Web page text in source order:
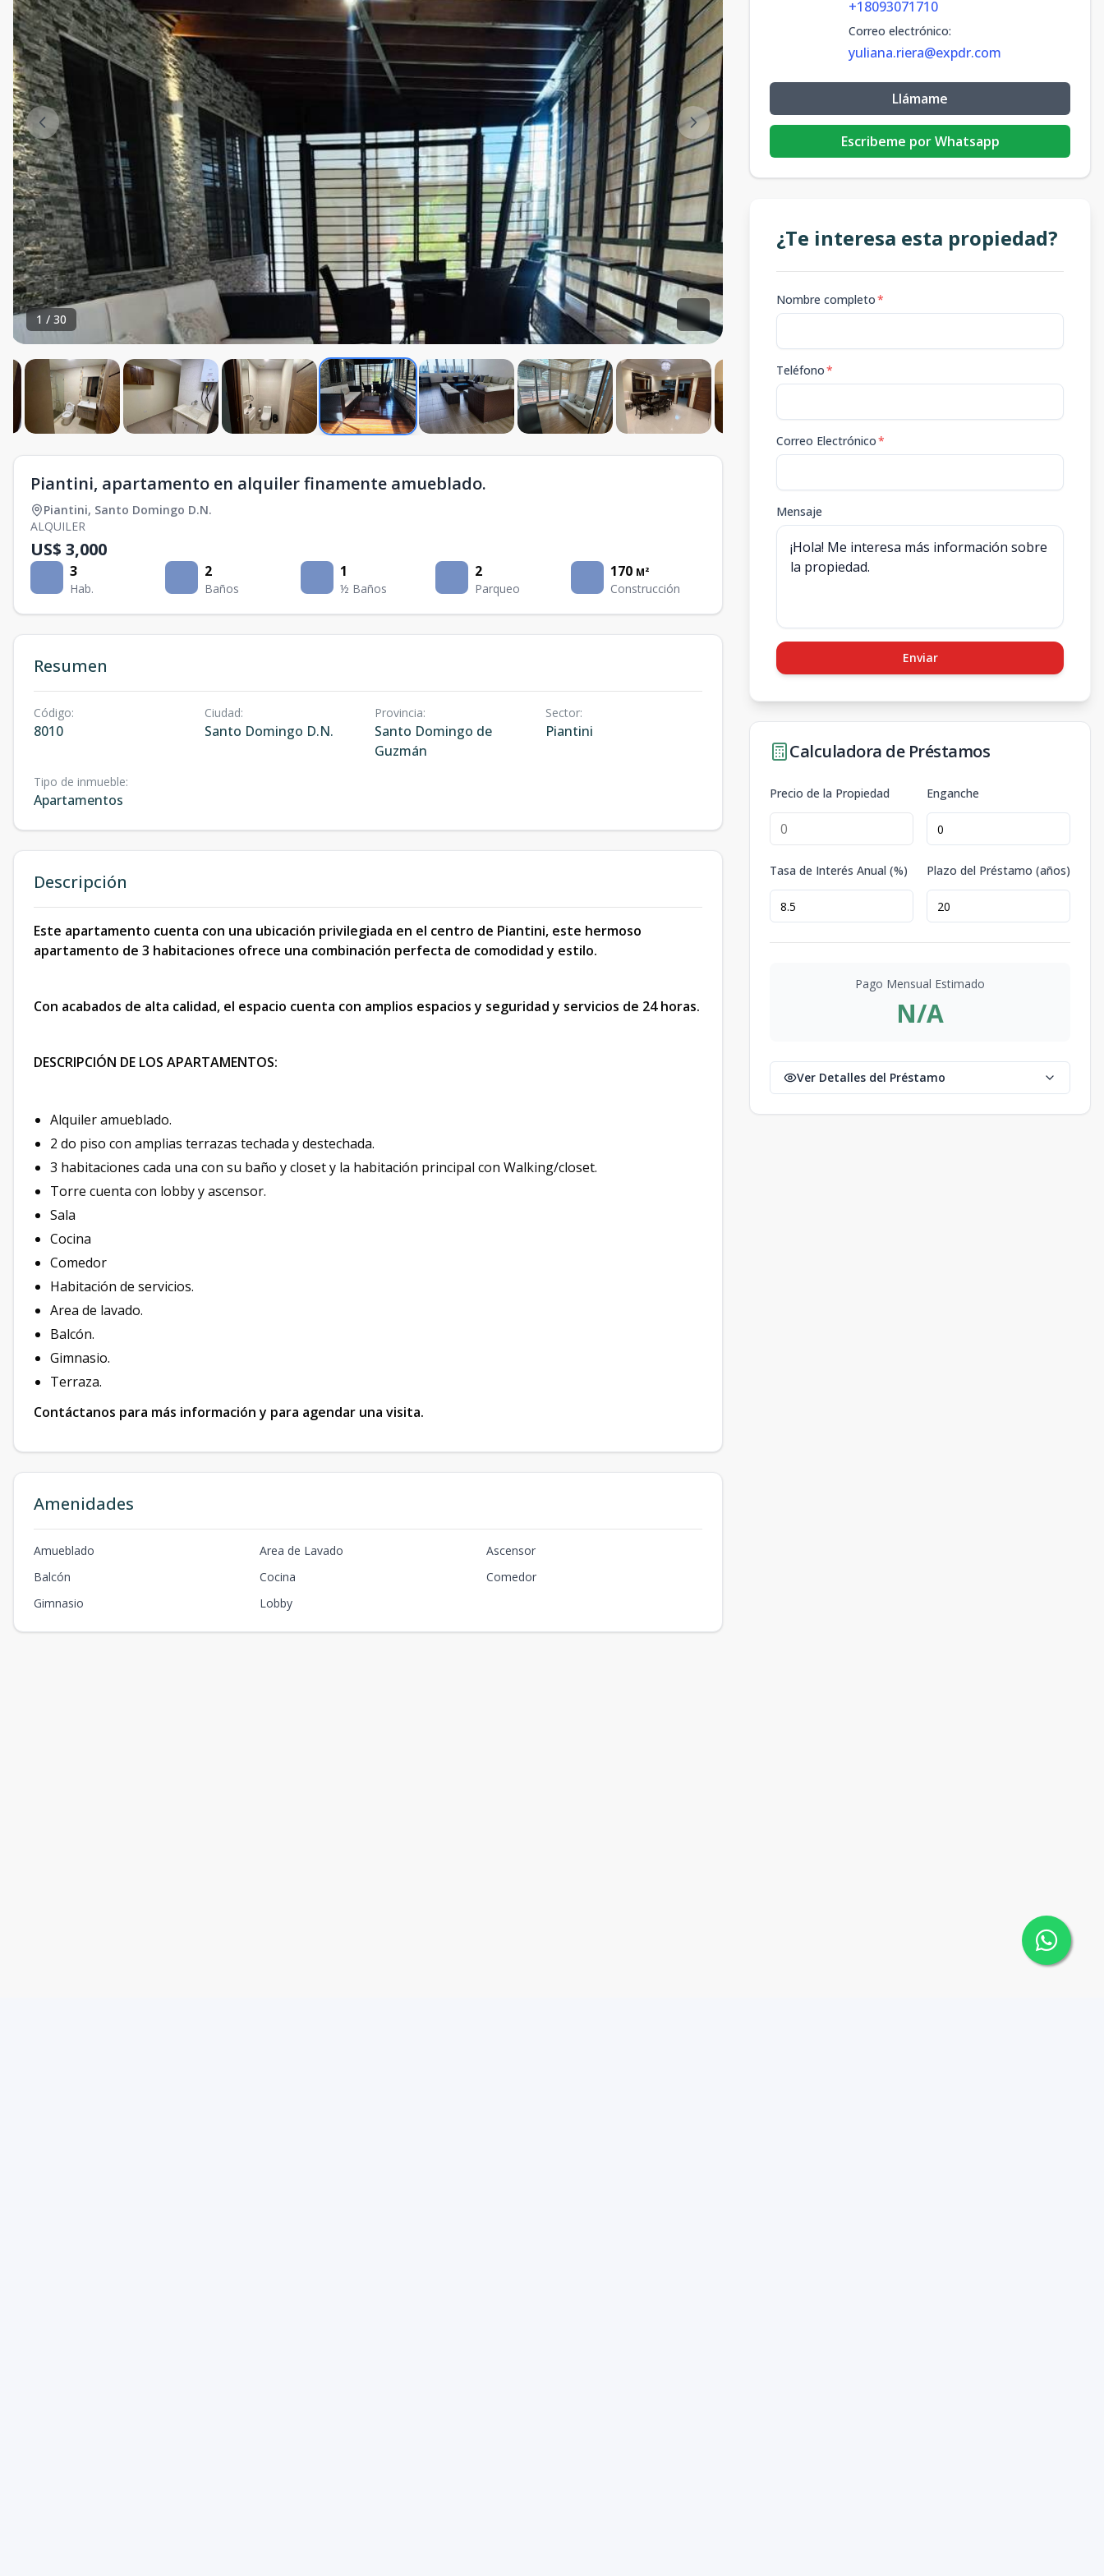
1 / 30
Piantini, apartamento en alquiler finamente amueblado.
Piantini, Santo Domingo D.N.
ALQUILER
US$ 3,000
3
Hab.
2
Baños
1
½ Baños
2
Parqueo
170 M²
Construcción
Resumen
Código:
8010
Ciudad:
Santo Domingo D.N.
Provincia:
Santo Domingo de
Guzmán
Sector:
Piantini
Tipo de inmueble:
Apartamentos
Descripción
Este apartamento cuenta con una ubicación privilegiada en el centro de Piantini, este hermoso
apartamento de 3 habitaciones ofrece una combinación perfecta de comodidad y estilo.
Con acabados de alta calidad, el espacio cuenta con amplios espacios y seguridad y servicios de 24 horas.
DESCRIPCIÓN DE LOS APARTAMENTOS:
Alquiler amueblado.
2 do piso con amplias terrazas techada y destechada.
3 habitaciones cada una con su baño y closet y la habitación principal con Walking/closet.
Torre cuenta con lobby y ascensor.
Sala
Cocina
Comedor
Habitación de servicios.
Area de lavado.
Balcón.
Gimnasio.
Terraza.
Contáctanos para más información y para agendar una visita.
Amenidades
Amueblado Area de Lavado
Ascensor
Balcón
Cocina
Comedor
Gimnasio
Lobby
+18093071710
Correo electrónico:
yuliana.riera@expdr.com
Llámame
Escribeme por Whatsapp
¿Te interesa esta propiedad?
Nombre completo*
Teléfono*
Correo Electrónico*
Mensaje
Enviar
Calculadora de Préstamos
Precio de la Propiedad Enganche
Tasa de Interés Anual (%) Plazo del Préstamo (años)
Pago Mensual Estimado
N/A
Ver Detalles del Préstamo